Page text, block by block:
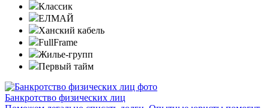
Классик
ЕЛМАЙ
Ханский кабель
FullFrame
Жилье-групп
Первый тайм
Банкротство физических лиц